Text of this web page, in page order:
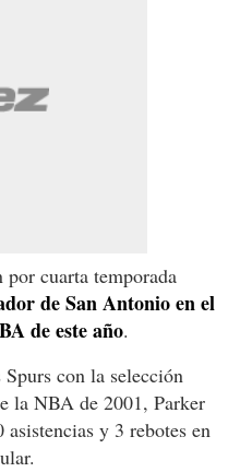
cuarta temporada
de San Antonio en el
de este año.
con la selección
la NBA de 2001, Parker
y 3 rebotes en